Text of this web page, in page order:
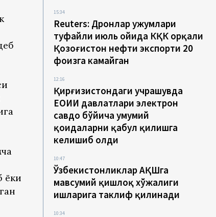
ёки
15:34
Reuters: Дронлар ҳужумлари
туфайли июль ойида КҚК орқали
Қозоғистон нефти экспорти 20
фоизга камайган
12:16
Қирғизистондаги учрашувда
ЕОИИ давлатлари электрон
савдо бўйича умумий
қоидаларни қабул қилишга
келишиб олди
10:47
Ўзбекистонликлар АҚШга
мавсумий қишлоқ хўжалиги
ишларига таклиф қилинади
10:34